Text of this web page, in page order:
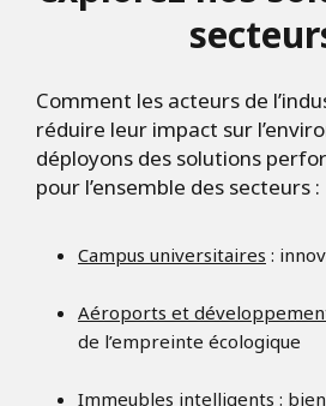
Comment les acteurs de
réduire leur impact sur
déployons des solutions
pour l’ensemble des secteurs :
Campus universitaires :
Aéroports et
de l’empreinte écologique
Immeubles intelligents :